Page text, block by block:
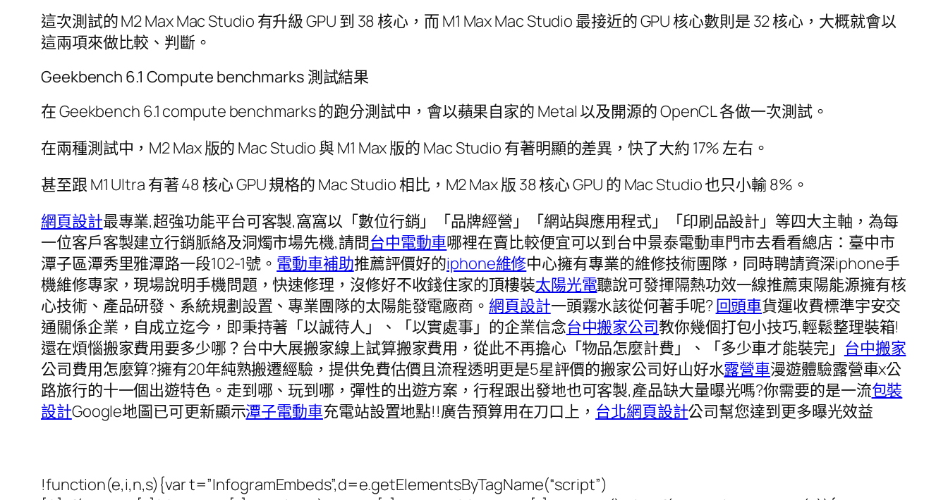
這次測試的 M2 Max Mac Studio 有升級 GPU 到 38 核心，而 M1 Max Mac Studio 最接近的 GPU 核心數則是 32 核心，大概就會以
這兩項來做比較、判斷。
Geekbench 6.1 Compute benchmarks 測試結果
在 Geekbench 6.1 compute benchmarks 的跑分測試中，會以蘋果自家的 Metal 以及開源的 OpenCL 各做一次測試。
在兩種測試中，M2 Max 版的 Mac Studio 與 M1 Max 版的 Mac Studio 有著明顯的差異，快了大約 17% 左右。
甚至跟 M1 Ultra 有著 48 核心 GPU 規格的 Mac Studio 相比，M2 Max 版 38 核心 GPU 的 Mac Studio 也只小輸 8%。
網頁設計最專業,超強功能平台可客製,窩窩以「數位行銷」「品牌經營」「網站與應用程式」「印刷品設計」等四大主軸，為每
一位客戶客製建立行銷脈絡及洞燭市場先機,請問台中電動車哪裡在賣比較便宜可以到台中景泰電動車門市去看看總店：臺中市
潭子區潭秀里雅潭路一段102-1號。 電動車補助推薦評價好的iphone維修中心擁有專業的維修技術團隊，同時聘請資深iphone手
機維修專家，現場說明手機問題，快速修理，沒修好不收錢住家的頂樓裝太陽光電聽說可發揮隔熱功效一線推薦東陽能源擁有核
心技術、產品研發、系統規劃設置、專業團隊的太陽能發電廠商。 網頁設計一頭霧水該從何著手呢?回頭車貨運收費標準宇安交
通關係企業，自成立迄今，即秉持著「以誠待人」、「以實處事」的企業信念台中搬家公司教你幾個打包小技巧,輕鬆整理裝箱!
還在煩惱搬家費用要多少哪？台中大展搬家線上試算搬家費用，從此不再擔心「物品怎麼計費」、「多少車才能裝完」 台中搬家
公司費用怎麼算?擁有20年純熟搬遷經驗，提供免費估價且流程透明更是5星評價的搬家公司好山好水露營車漫遊體驗露營車x公
路旅行的十一個出遊特色。走到哪、玩到哪，彈性的出遊方案，行程跟出發地也可客製,產品缺大量曝光嗎?你需要的是一流包裝
設計Google地圖已可更新顯示潭子電動車充電站設置地點!!廣告預算用在刀口上， 台北網頁設計公司幫您達到更多曝光效益
!function(e,i,n,s){var t=”InfogramEmbeds”,d=e.getElementsByTagName(“script”)